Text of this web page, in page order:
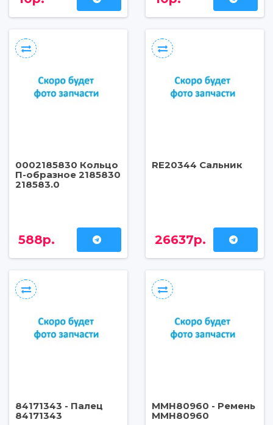
0002185830 Кольцо
П-образное 2185830
218583.0
588р.
RE20344 Сальник
26637р.
84171343 - Палец
84171343
MMH80960 - Ремень
MMH80960